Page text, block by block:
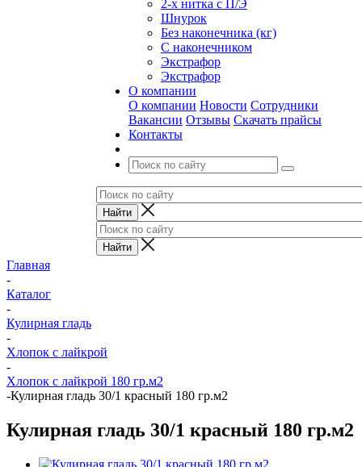
2-х нитка с П/Э
Шнурок
Без наконечника (кг)
С наконечником
Экстрафор
Экстрафор
О компании
О компании Новости Сотрудники
Вакансии Отзывы Скачать прайсы
Контакты
Главная
-
Каталог
-
Кулирная гладь
-
Хлопок с лайкрой
-
Хлопок с лайкрой 180 гр.м2
-Кулирная гладь 30/1 красный 180 гр.м2
Кулирная гладь 30/1 красный 180 гр.м2